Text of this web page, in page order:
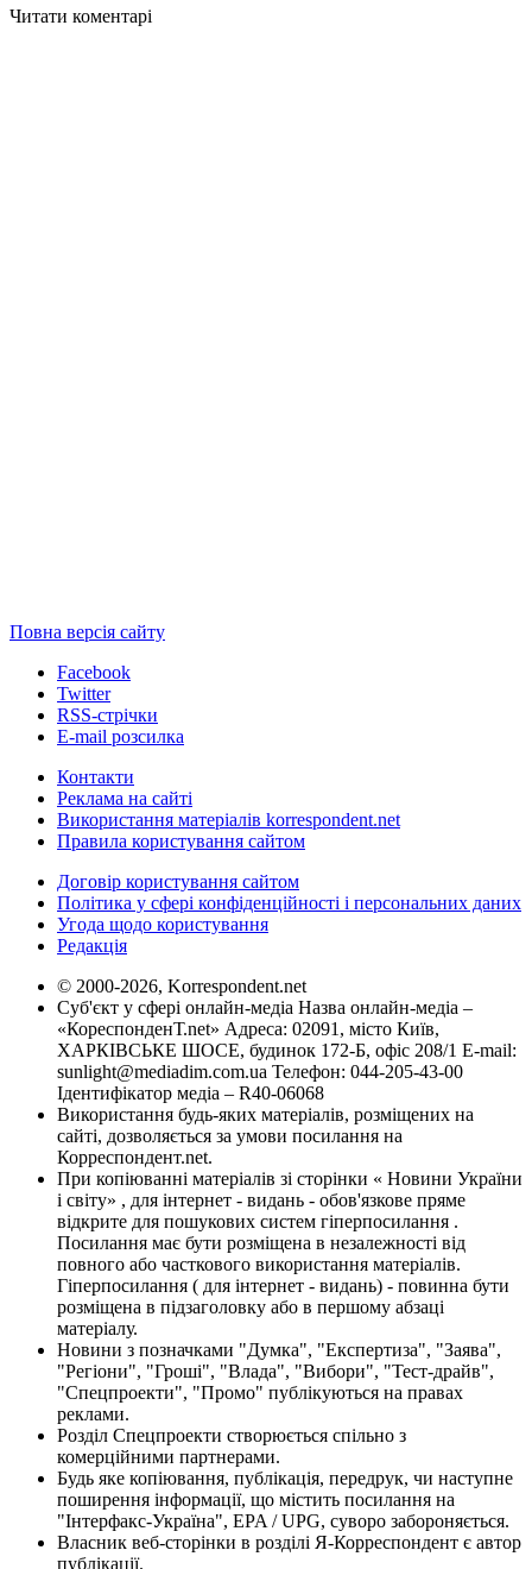
Читати коментарі
Повна версія сайту
Facebook
Twitter
RSS-стрічки
E-mail розсилка
Контакти
Реклама на сайті
Використання матеріалів korrespondent.net
Правила користування сайтом
Договір користування сайтом
Політика у сфері конфіденційності і персональних даних
Угода щодо користування
Редакція
© 2000-2026, Korrespondent.net
Суб'єкт у сфері онлайн-медіа Назва онлайн-медіа –
«КореспонденТ.net» Адреса: 02091, місто Київ,
ХАРКІВСЬКЕ ШОСЕ, будинок 172-Б, офіс 208/1 E-mail:
sunlight@mediadim.com.ua Телефон: 044-205-43-00
Ідентифікатор медіа – R40-06068
Використання будь-яких матеріалів, розміщених на
сайті, дозволяється за умови посилання на
Корреспондент.net.
При копіюванні матеріалів зі сторінки « Новини України
і світу» , для інтернет - видань - обов'язкове пряме
відкрите для пошукових систем гіперпосилання .
Посилання має бути розміщена в незалежності від
повного або часткового використання матеріалів.
Гіперпосилання ( для інтернет - видань) - повинна бути
розміщена в підзаголовку або в першому абзаці
матеріалу.
Новини з позначками "Думка", "Експертиза", "Заява",
"Регіони", "Гроші", "Влада", "Вибори", "Тест-драйв",
"Спецпроекти", "Промо" публікуються на правах
реклами.
Розділ Спецпроекти створюється спільно з
комерційними партнерами.
Будь яке копіювання, публікація, передрук, чи наступне
поширення інформації, що містить посилання на
"Інтерфакс-Україна", EPA / UPG, суворо забороняється.
Власник веб-сторінки в розділі Я-Корреспондент є автор
публікації.